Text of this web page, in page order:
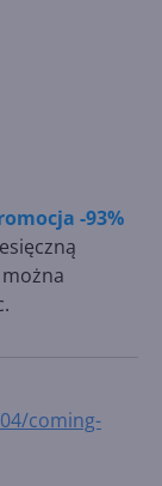
-93%
coming-